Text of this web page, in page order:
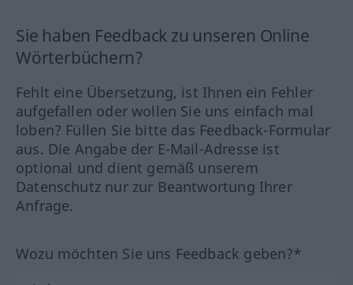
Sie haben Feedback zu unseren Online
Wörterbüchern?
Fehlt eine Übersetzung, ist Ihnen ein Fehler
aufgefallen oder wollen Sie uns einfach mal
loben? Füllen Sie bitte das Feedback-Formular
aus. Die Angabe der E-Mail-Adresse ist
optional und dient gemäß unserem
Datenschutz nur zur Beantwortung Ihrer
Anfrage.
Wozu möchten Sie uns Feedback geben?*